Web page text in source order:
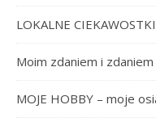
LOKALNE CIEKAWOSTKI
Moim zdaniem i zdaniem
MOJE HOBBY – moje